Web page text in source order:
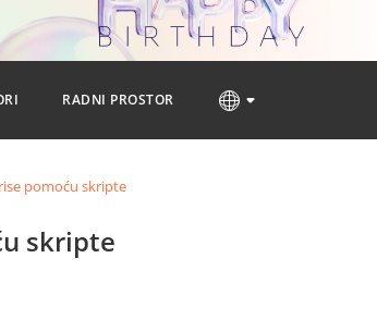
RADNI PROSTOR
pomoću skripte
skripte